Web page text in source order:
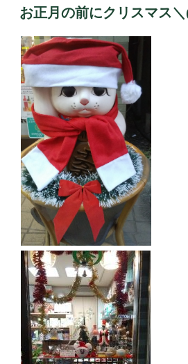
稿
日:
お正月の前にクリスマス